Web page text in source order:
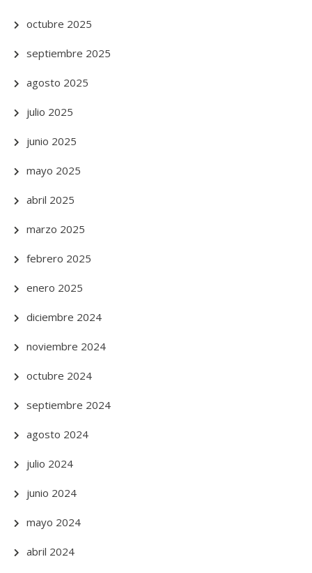
octubre 2025
septiembre 2025
agosto 2025
julio 2025
junio 2025
mayo 2025
abril 2025
marzo 2025
febrero 2025
enero 2025
diciembre 2024
noviembre 2024
octubre 2024
septiembre 2024
agosto 2024
julio 2024
junio 2024
mayo 2024
abril 2024